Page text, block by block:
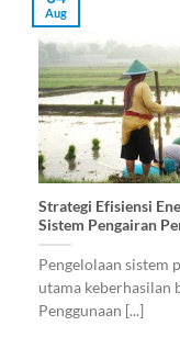
Strategi Efisiensi
Sistem Pengairan
Pengelolaan sistem
utama keberhasilan
Penggunaan [...]
Aug